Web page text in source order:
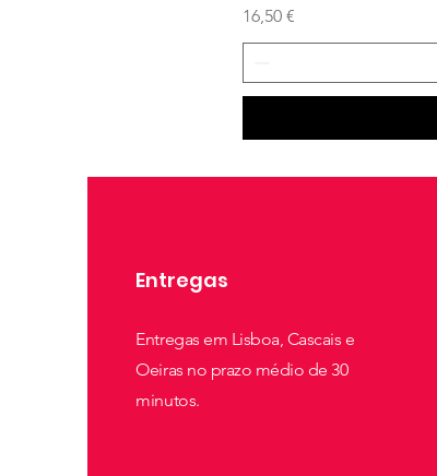
Preço
16,50 €
Entregas
Entregas em Lisboa, Cascais e
Oeiras no prazo médio de 30
minutos.